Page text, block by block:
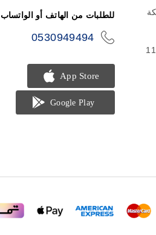
صباحا - 11:59
للطلبات من الهاتف أو الواتساب
0530949494